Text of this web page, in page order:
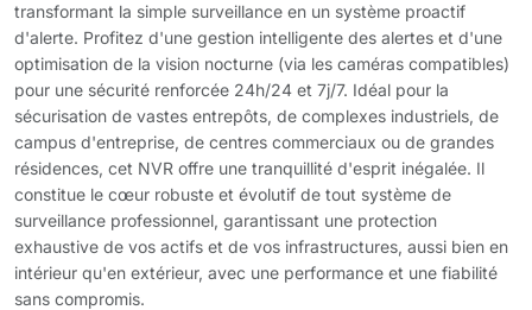
transformant la simple surveillance en un système proactif
d'alerte. Profitez d'une gestion intelligente des alertes et d'une
optimisation de la vision nocturne (via les caméras compatibles)
pour une sécurité renforcée 24h/24 et 7j/7. Idéal pour la
sécurisation de vastes entrepôts, de complexes industriels, de
campus d'entreprise, de centres commerciaux ou de grandes
résidences, cet NVR offre une tranquillité d'esprit inégalée. Il
constitue le cœur robuste et évolutif de tout système de
surveillance professionnel, garantissant une protection
exhaustive de vos actifs et de vos infrastructures, aussi bien en
intérieur qu'en extérieur, avec une performance et une fiabilité
sans compromis.